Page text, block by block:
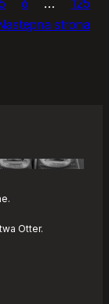
strona
Otter.